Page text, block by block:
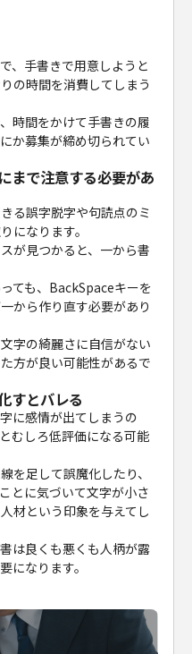
、手書きで用意しようと
の時間を消費してしまう
時間をかけて手書きの履
か募集が締め切られてい
まで注意する必要があ
る誤字脱字や句読点のミ
になります。
が見つかると、一から書
ても、BackSpaceキーを
から作り直す必要があり
字の綺麗さに自信がない
方が良い可能性があるで
すとバレる
に感情が出てしまうの
むしろ低評価になる可能
を足して誤魔化したり、
とに気づいて文字が小さ
材という印象を与えてし
は良くも悪くも人柄が露
になります。